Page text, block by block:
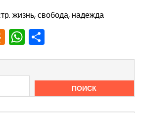
жизнь, свобода, надежда
Odnoklassniki
WhatsApp
ПОИСК